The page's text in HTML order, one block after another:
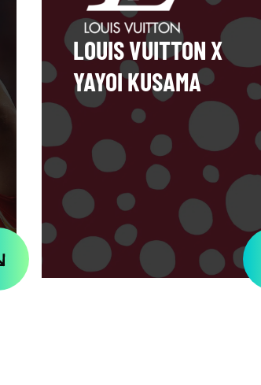
LOUIS VUITTON X
YAYOI KUSAMA